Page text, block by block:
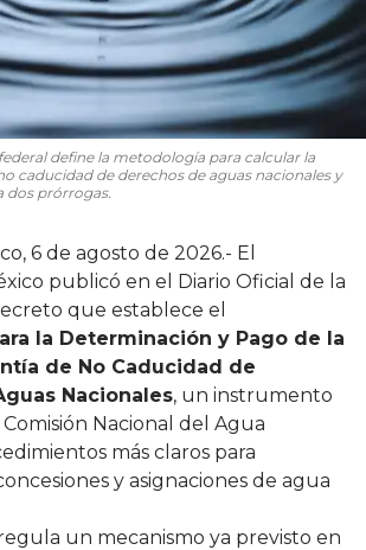
define la metodología para calcular la
caducidad de derechos de aguas nacionales y
dos prórrogas.
6 de agosto de 2026.- El
publicó en el Diario Oficial de la
que establece el
la Determinación y Pago de la
de No Caducidad de
Nacionales, un instrumento
Nacional del Agua
más claros para
y asignaciones de agua
un mecanismo ya previsto en